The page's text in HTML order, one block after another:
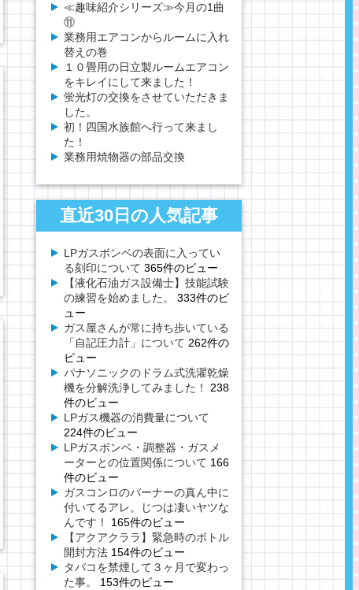
≪趣味紹介シリーズ≫今月の1曲
⑪
業務用エアコンからルームに入れ
替えの巻
１０畳用の日立製ルームエアコン
をキレイにして来ました！
蛍光灯の交換をさせていただきま
した。
初！四国水族館へ行って来まし
た！
業務用焼物器の部品交換
直近30日の人気記事
LPガスボンベの表面に入ってい
る刻印について 365件のビュー
【液化石油ガス設備士】技能試験
の練習を始めました。
333件のビ
ュー
ガス屋さんが常に持ち歩いている
「自記圧力計」について 262件の
ビュー
パナソニックのドラム式洗濯乾燥
機を分解洗浄してみました！
238
件のビュー
LPガス機器の消費量について
224件のビュー
LPガスボンベ・調整器・ガスメ
ーターとの位置関係について 166
件のビュー
ガスコンロのバーナーの真ん中に
付いてるアレ。じつは凄いヤツな
んです！
165件のビュー
【アクアクララ】緊急時のボトル
開封方法 154件のビュー
タバコを禁煙して３ヶ月で変わっ
た事。
153件のビュー